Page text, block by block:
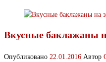
Вкусные баклажаны
Опубликовано 22.01.2016 Автор